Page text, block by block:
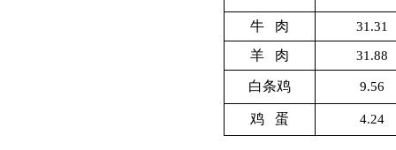
牛 肉 31.31
羊 肉 31.88
白条鸡 9.56
鸡 蛋 4.24